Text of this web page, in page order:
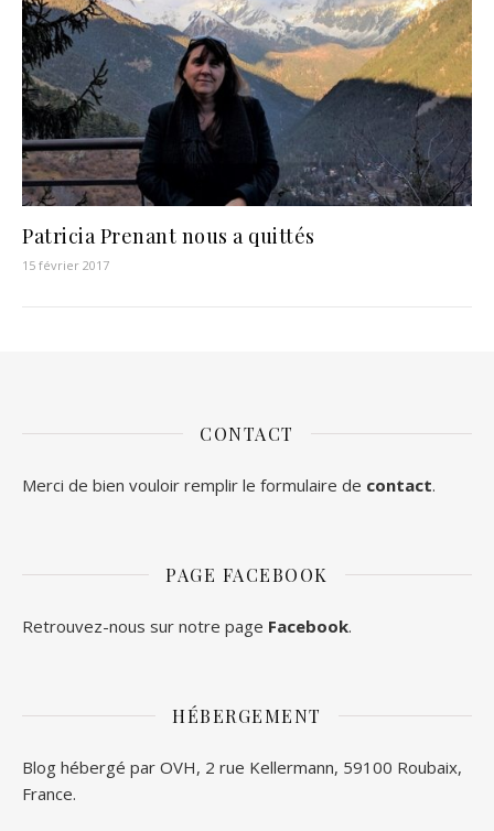
Patricia Prenant nous a quittés
15 février 2017
CONTACT
Merci de bien vouloir remplir le formulaire de contact.
PAGE FACEBOOK
Retrouvez-nous sur notre page Facebook.
HÉBERGEMENT
Blog hébergé par OVH, 2 rue Kellermann, 59100 Roubaix,
France.